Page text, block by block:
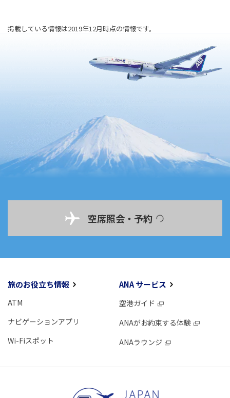
掲載している情報は2019年12月時点の情報です。
空席照会・予約
旅のお役立ち情報
ATM
ナビゲーションアプリ
Wi-Fiスポット
ANA サービス
空港ガイド
ANAがお約束する体験
ANAラウンジ